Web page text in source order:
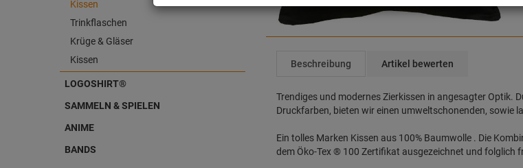
Kissen
Trinkflaschen
Krüge & Gläser
Kissen
LOGOSHIRT®
SAMMELN & SPIELEN
ANIME
BANDS
Beschreibung Artikel bewerten
Trendiges und modernes Zierkissen in angesagter Optik.
Druckfarben, bieten wir einen umweltschonenden, sowie
Ein tolles Marken Kissen aus 100% Baumwolle . Die
dem Öko-Tex ® 100 Zertifikat ausgezeichnet und folglich